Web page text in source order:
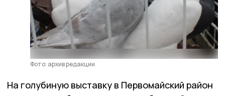
Фото: архив редакции
На голубиную выставку в Первомайский район